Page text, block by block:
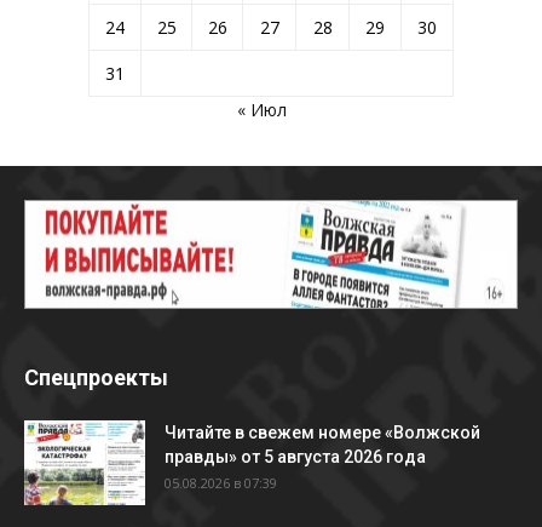
24
25 26 27 28 29
30
31
« Июл
Спецпроекты
Читайте в свежем номере «Волжской
правды» от 5 августа 2026 года
05.08.2026 в 07:39